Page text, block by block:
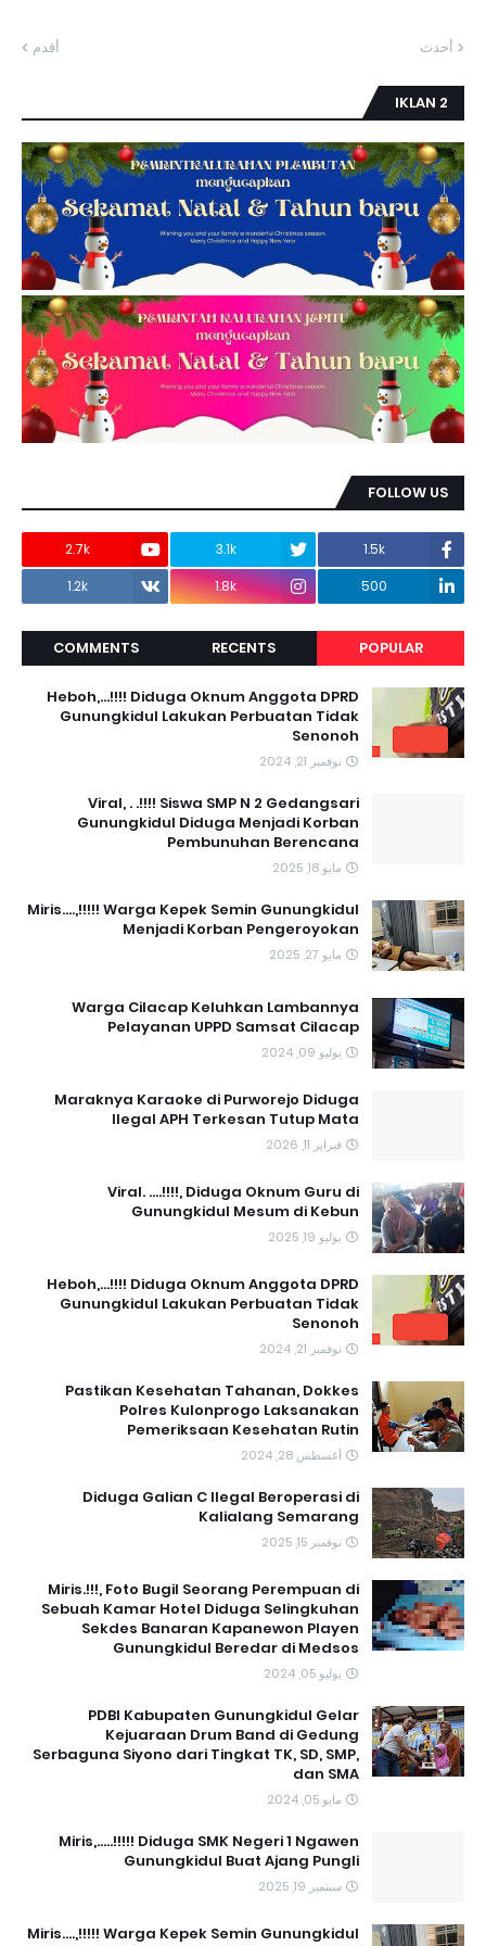
أحدث أقدم
IKLAN 2
FOLLOW US
1.5k
3.1k
2.7k
500
1.8k
1.2k
POPULAR
RECENTS
COMMENTS
Heboh,...!!!! Diduga Oknum Anggota DPRD
Gunungkidul Lakukan Perbuatan Tidak
Senonoh
نوفمبر 21, 2024
Viral, . .!!!! Siswa SMP N 2 Gedangsari
Gunungkidul Diduga Menjadi Korban
Pembunuhan Berencana
مايو 18, 2025
Miris....,!!!!! Warga Kepek Semin Gunungkidul
Menjadi Korban Pengeroyokan
مايو 27, 2025
Warga Cilacap Keluhkan Lambannya
Pelayanan UPPD Samsat Cilacap
يوليو 09, 2024
Maraknya Karaoke di Purworejo Diduga
Ilegal APH Terkesan Tutup Mata
فبراير 11, 2026
Viral. ....!!!!, Diduga Oknum Guru di
Gunungkidul Mesum di Kebun
يوليو 19, 2025
Heboh,...!!!! Diduga Oknum Anggota DPRD
Gunungkidul Lakukan Perbuatan Tidak
Senonoh
نوفمبر 21, 2024
Pastikan Kesehatan Tahanan, Dokkes
Polres Kulonprogo Laksanakan
Pemeriksaan Kesehatan Rutin
أغسطس 28, 2024
Diduga Galian C Ilegal Beroperasi di
Kalialang Semarang
نوفمبر 15, 2025
Miris.!!!, Foto Bugil Seorang Perempuan di
Sebuah Kamar Hotel Diduga Selingkuhan
Sekdes Banaran Kapanewon Playen
Gunungkidul Beredar di Medsos
يوليو 05, 2024
PDBI Kabupaten Gunungkidul Gelar
Kejuaraan Drum Band di Gedung
Serbaguna Siyono dari Tingkat TK, SD, SMP,
dan SMA
مايو 05, 2024
Miris,.....!!!!! Diduga SMK Negeri 1 Ngawen
Gunungkidul Buat Ajang Pungli
سبتمبر 19, 2025
Miris....,!!!!! Warga Kepek Semin Gunungkidul